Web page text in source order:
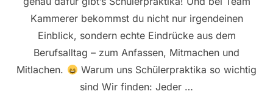
Kammerer bekommst du nicht nur irgendeinen
Einblick, sondern echte Eindrücke aus dem
Berufsalltag – zum Anfassen, Mitmachen und
Mitlachen.
Warum uns Schülerpraktika so wichtig
sind Wir finden: Jeder …